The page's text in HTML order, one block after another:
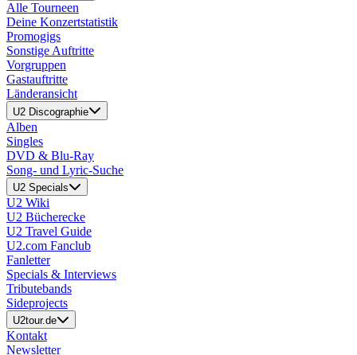
Alle Tourneen
Deine Konzertstatistik
Promogigs
Sonstige Auftritte
Vorgruppen
Gastauftritte
Länderansicht
U2 Discographie
Alben
Singles
DVD & Blu-Ray
Song- und Lyric-Suche
U2 Specials
U2 Wiki
U2 Bücherecke
U2 Travel Guide
U2.com Fanclub
Fanletter
Specials & Interviews
Tributebands
Sideprojects
U2tour.de
Kontakt
Newsletter